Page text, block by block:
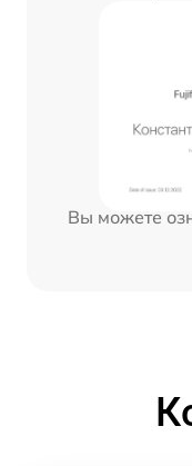
Вы можете